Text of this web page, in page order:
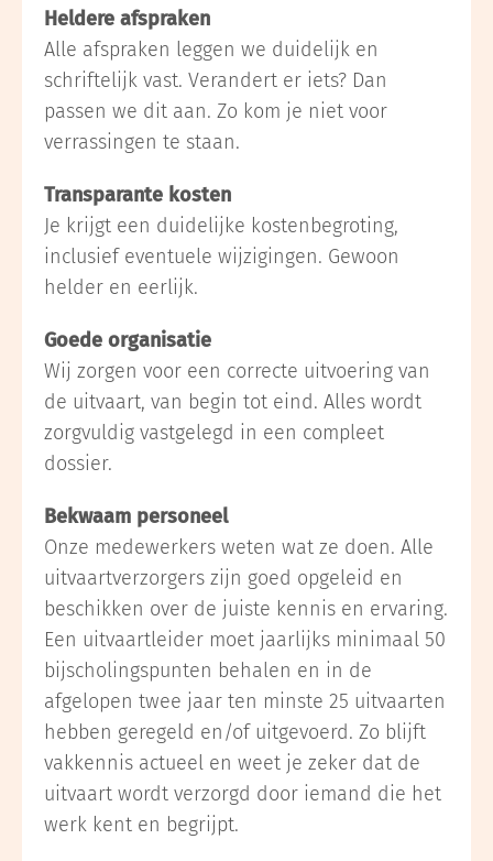
Heldere afspraken
Alle afspraken leggen we duidelijk en
schriftelijk vast. Verandert er iets? Dan
passen we dit aan. Zo kom je niet voor
verrassingen te staan.
Transparante kosten
Je krijgt een duidelijke kostenbegroting,
inclusief eventuele wijzigingen. Gewoon
helder en eerlijk.
Goede organisatie
Wij zorgen voor een correcte uitvoering van
de uitvaart, van begin tot eind. Alles wordt
zorgvuldig vastgelegd in een compleet
dossier.
Bekwaam personeel
Onze medewerkers weten wat ze doen. Alle
uitvaartverzorgers zijn goed opgeleid en
beschikken over de juiste kennis en ervaring.
Een uitvaartleider moet jaarlijks minimaal 50
bijscholingspunten behalen en in de
afgelopen twee jaar ten minste 25 uitvaarten
hebben geregeld en/of uitgevoerd. Zo blijft
vakkennis actueel en weet je zeker dat de
uitvaart wordt verzorgd door iemand die het
werk kent en begrijpt.